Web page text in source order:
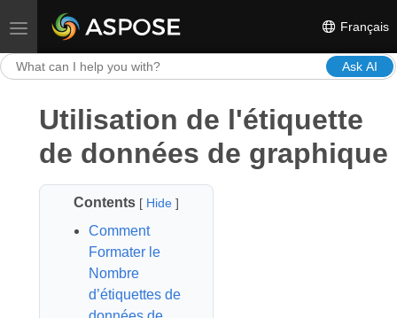
Toggle navigation Français
Ask AI
Utilisation de l'étiquette
de données de graphique
Contents [ Hide]
Comment
Formater le
Nombre
d’étiquettes de